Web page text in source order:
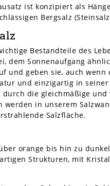
ist konzipiert als
Bergsalz
Bestandteile des
dem Sonnenaufgang
und geben sie, auch
und einzigartig in
durch die gleichmäßige
werden in unserem
Salzfläche.
orange bis hin zu
Strukturen, mit